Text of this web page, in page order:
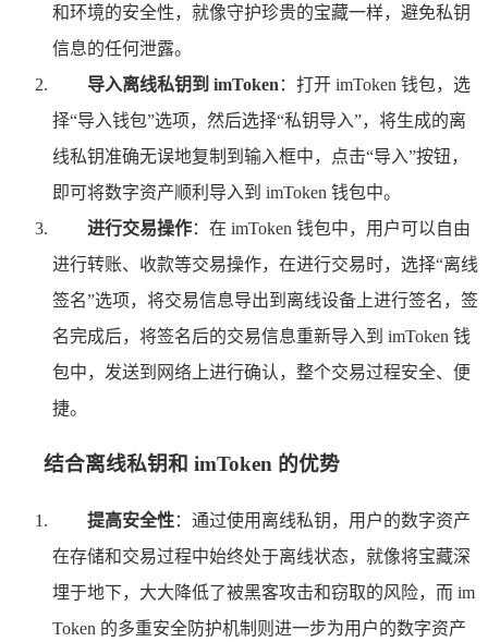
和环境的安全性，就像守护珍贵的宝藏一样，避免私钥
信息的任何泄露。
导入离线私钥到 imToken ：打开 imToken 钱包，选
择“导入钱包”选项，然后选择“私钥导入”，将生成的离
线私钥准确无误地复制到输入框中，点击“导入”按钮，
即可将数字资产顺利导入到 imToken 钱包中。
进行交易操作：在 imToken 钱包中，用户可以自由
进行转账、收款等交易操作，在进行交易时，选择“离线
签名”选项，将交易信息导出到离线设备上进行签名，签
名完成后，将签名后的交易信息重新导入到 imToken 钱
包中，发送到网络上进行确认，整个交易过程安全、便
捷。
结合离线私钥和 imToken 的优势
提高安全性：通过使用离线私钥，用户的数字资产
在存储和交易过程中始终处于离线状态，就像将宝藏深
埋于地下，大大降低了被黑客攻击和窃取的风险，而 im
Token 的多重安全防护机制则进一步为用户的数字资产